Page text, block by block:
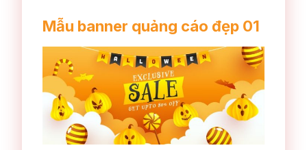
Mẫu banner quảng cáo đẹp 01